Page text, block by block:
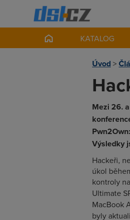
KATALOG
Úvod>
Mezi 26.
Výsledky
Hackeři,
úkol
kontroly
Ultimate
MacBook
byly